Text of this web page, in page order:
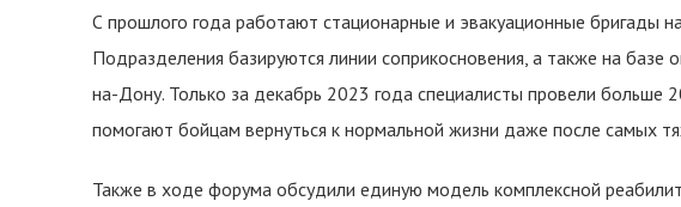
С прошлого года работают стационарные и эвакуационные бригады
Подразделения базируются линии соприкосновения, а также на базе
на-Дону. Только за декабрь 2023 года специалисты провели больше
помогают бойцам вернуться к нормальной жизни даже после самых
Также в ходе форума обсудили единую модель комплексной